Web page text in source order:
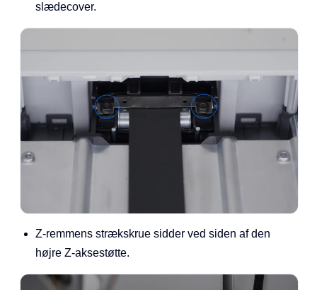
slædecover.
Z-remmens strækskrue sidder ved siden af den
højre Z-aksestøtte.